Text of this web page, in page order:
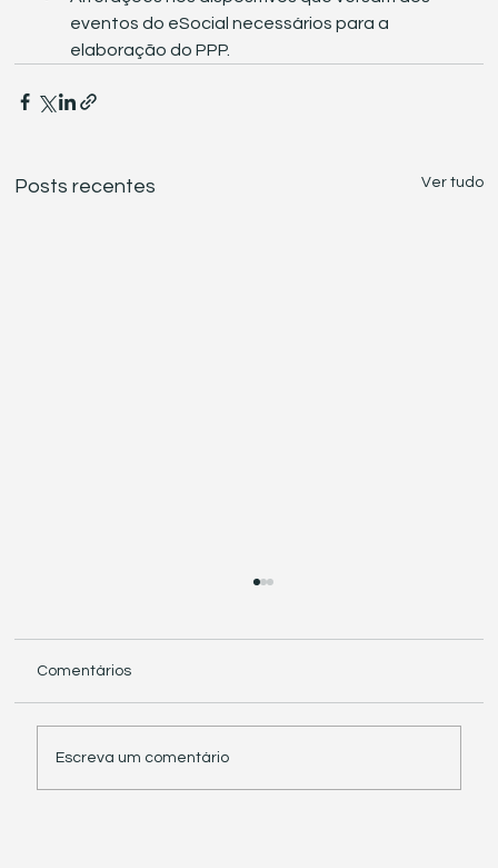
eventos do eSocial necessários para a
elaboração do PPP.
Posts recentes Ver tudo
Comentários
Escreva um comentário